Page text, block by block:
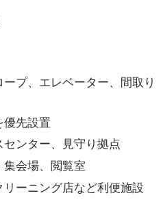
プ、エレベーター、間取り
優先設置
ンター、見守り拠点
集会場、閲覧室
ーニング店など利便施設